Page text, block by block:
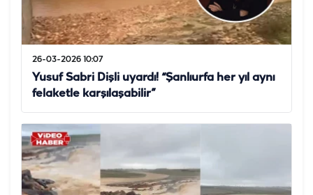
26-03-2026 10:07
Yusuf Sabri Dişli uyardı! “Şanlıurfa her yıl aynı
felaketle karşılaşabilir”